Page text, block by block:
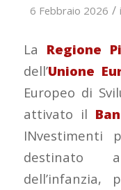
6 Febbraio 2026 /
La Regione
dell’Unione
Europeo di
attivato il
INvestimenti
destinato
dell’infanzia,